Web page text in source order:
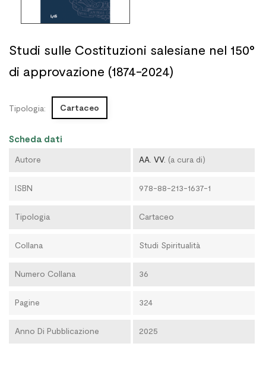
Studi sulle Costituzioni salesiane nel 150°
di approvazione (1874-2024)
Tipologia: Cartaceo
Scheda dati
Autore AA. VV. (a cura di)
ISBN 978-88-213-1637-1
Tipologia Cartaceo
Collana Studi Spiritualità
Numero Collana 36
Pagine 324
Anno Di Pubblicazione 2025